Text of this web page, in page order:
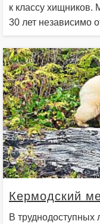
к классу хищников.
30 лет независимо
Кермодский
В труднодоступных